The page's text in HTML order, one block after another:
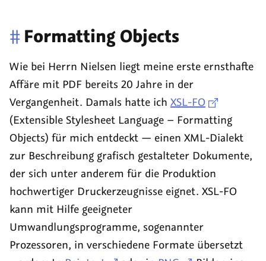
# Formatting Objects
Wie bei Herrn Nielsen liegt meine erste ernsthafte
Affäre mit PDF bereits 20 Jahre in der
Vergangenheit. Damals hatte ich XSL-FO
(Extensible Stylesheet Language – Formatting
Objects) für mich entdeckt — einen XML-Dialekt
zur Beschreibung grafisch gestalteter Dokumente,
der sich unter anderem für die Produktion
hochwertiger Druckerzeugnisse eignet. XSL-FO
kann mit Hilfe geeigneter
Umwandlungsprogramme, sogenannter
Prozessoren, in verschiedene Formate übersetzt